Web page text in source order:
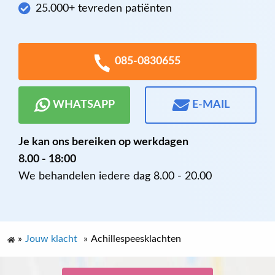
25.000+ tevreden patiënten
085-0830655
WHATSAPP E-MAIL
Je kan ons bereiken op werkdagen
8.00 - 18:00
We behandelen iedere dag 8.00 - 20.00
» Jouw klacht » Achillespeesklachten